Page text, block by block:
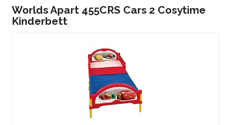
Worlds Apart 455CRS Cars 2 Cosytime
Kinderbett